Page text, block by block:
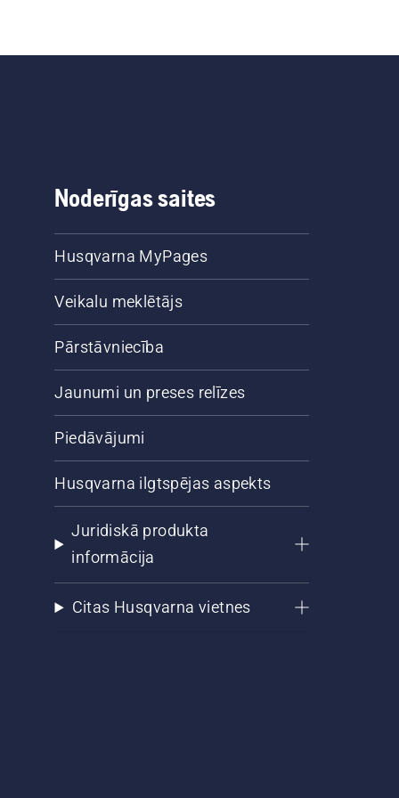
Noderīgas saites
Husqvarna MyPages
Veikalu meklētājs
Pārstāvniecība
Jaunumi un preses relīzes
Piedāvājumi
Husqvarna ilgtspējas aspekts
Juridiskā produkta
informācija
Citas Husqvarna vietnes